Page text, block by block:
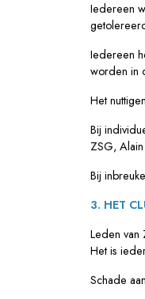
Iedereen
Iedereen
worden in
Het
Bij
ZSG,
Bij
3. HET
Leden van
Het is
Schade